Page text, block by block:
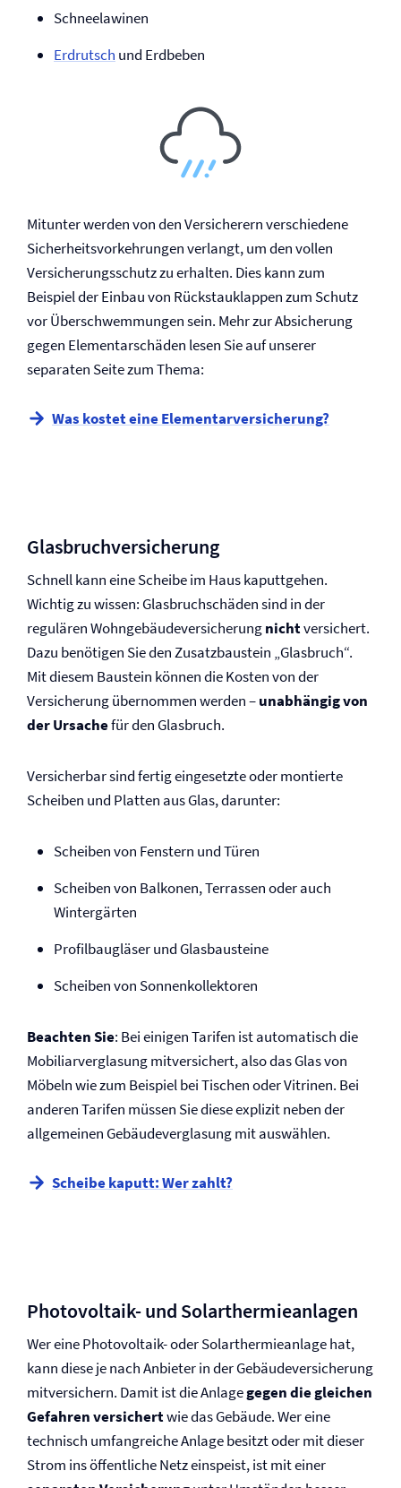
Schneelawinen
Erdrutsch und Erdbeben
Mitunter werden von den Versicherern verschiedene
Sicherheitsvorkehrungen verlangt, um den vollen
Versicherungs­schutz zu erhalten. Dies kann zum
Beispiel der Einbau von Rückstauklappen zum Schutz
vor Überschwemmungen sein. Mehr zur Absicherung
gegen Elementarschäden lesen Sie auf unserer
separaten Seite zum Thema:
Was kostet eine Elementar­versicherung?
Glasbruch­versicherung
Schnell kann eine Scheibe im Haus kaputtgehen.
Wichtig zu wissen: Glasbruchschäden sind in der
regulären Wohngebäude­versicherungnichtversichert.
Dazu benötigen Sie den Zusatzbaustein „Glasbruch“.
Mit diesem Baustein können die Kosten von der
Versicherung übernommen werden –unabhängig von
der Ursachefür den Glasbruch.
Versicherbar sind fertig eingesetzte oder montierte
Scheiben und Platten aus Glas, darunter:
Scheiben von Fenstern und Türen
Scheiben von Balkonen, Terrassen oder auch
Wintergärten
Profilbaugläser und Glasbausteine
Scheiben von Sonnenkollektoren
Beachten Sie: Bei einigen Tarifen ist automatisch die
Mobiliarverglasung mitversichert, also das Glas von
Möbeln wie zum Beispiel bei Tischen oder Vitrinen. Bei
anderen Tarifen müssen Sie diese explizit neben der
allgemeinen Gebäudeverglasung mit auswählen.
Scheibe kaputt: Wer zahlt?
Photovoltaik- und Solarthermieanlagen
Wer eine Photovoltaik- oder Solarthermieanlage hat,
kann diese je nach Anbieter in der Gebäude­versicherung
mitversichern. Damit ist die Anlagegegen die gleichen
Gefahren versichertwie das Gebäude. Wer eine
technisch umfangreiche Anlage besitzt oder mit dieser
Strom ins öffentliche Netz einspeist, ist mit einer